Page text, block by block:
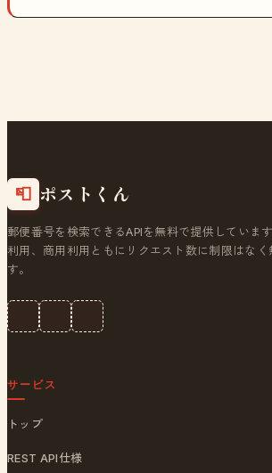
📮 ポストくん
郵便番号を検索できるAPIを無料で提供していま
利用、商用利用ともにリクエスト数に制限はなく
す。
サービス
トップ
REST API仕様